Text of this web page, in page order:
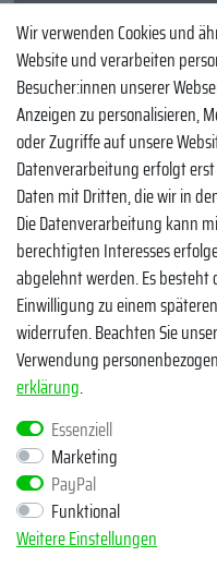
YouTube
Facebook
Instagram
TikTok
Zahlungsmethoden
Egal ob Barsch, Hecht,
Shop für
* Alle Preise
** Bei Variantenartikeln mit
bezieht sich die
niedrigsten Preis. Die UVP
Wir verwenden Cookies und
Website und verarbeiten
Besucher:innen unserer
Anzeigen zu personalisieren,
oder Zugriffe auf unsere
Datenverarbeitung erfolgt
Daten mit Dritten, die wir in
Die Datenverarbeitung kann
berechtigten Interesses
abgelehnt werden. Es
Einwilligung zu einem
widerrufen. Beachten Sie unser
Verwendung
erklärung.
Essenziell
Marketing
PayPal
Funktional
Weitere Einstellungen